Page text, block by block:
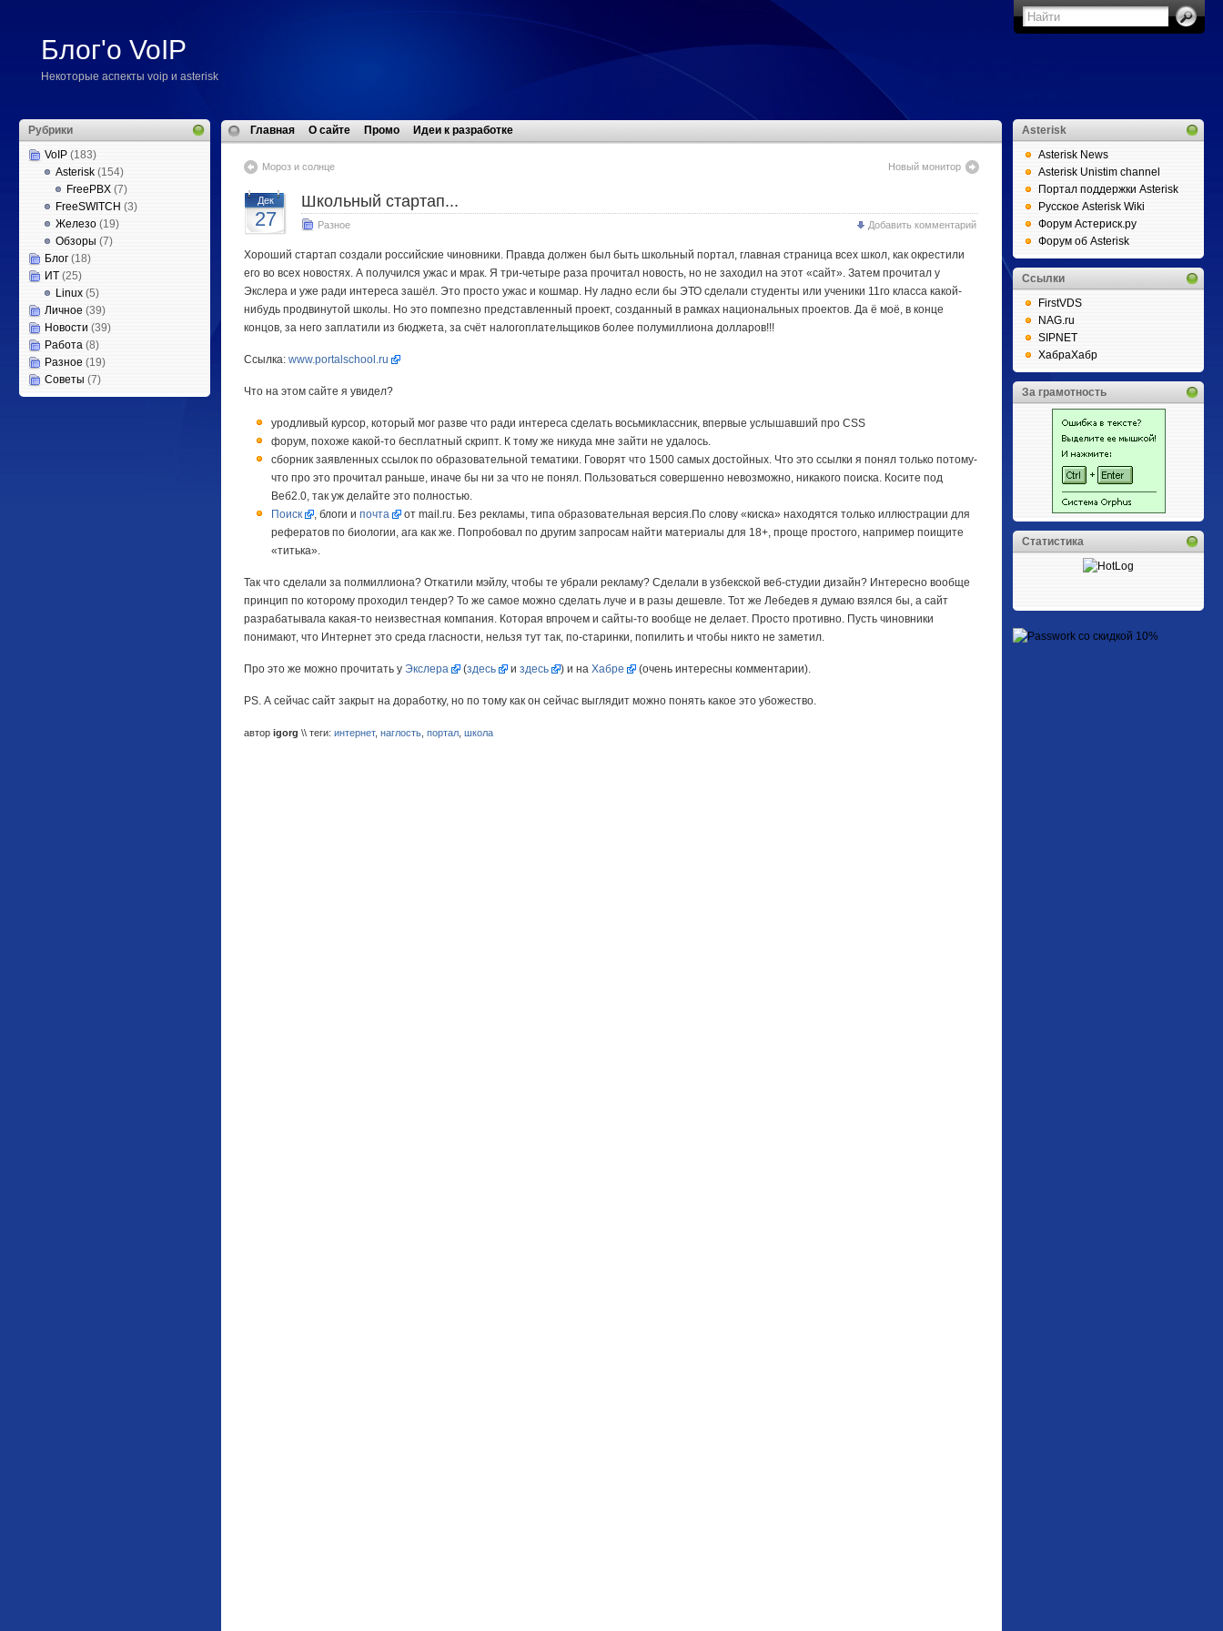
Блог'о VoIP
Некоторые аспекты voip и asterisk
Рубрики
VoIP (183)
Asterisk (154)
FreePBX (7)
FreeSWITCH (3)
Железо (19)
Обзоры (7)
Блог (18)
ИТ (25)
Linux (5)
Личное (39)
Новости (39)
Работа (8)
Разное (19)
Советы (7)
Главная О сайте Промо Идеи к разработке
Мороз и солнце Новый монитор
Дек
27
Школьный стартап...
Разное Добавить комментарий
Хороший стартап создали российские чиновники. Правда должен был быть школьный портал, главная страница всех школ, как окрестили
его во всех новостях. А получился ужас и мрак. Я три-четыре раза прочитал новость, но не заходил на этот «сайт». Затем прочитал у
Экслера и уже ради интереса зашёл. Это просто ужас и кошмар. Ну ладно если бы ЭТО сделали студенты или ученики 11го класса какой-
нибудь продвинутой школы. Но это помпезно представленный проект, созданный в рамках национальных проектов. Да ё моё, в конце
концов, за него заплатили из бюджета, за счёт налогоплательщиков более полумиллиона долларов!!!
Ссылка: www.portalschool.ru
Что на этом сайте я увидел?
уродливый курсор, который мог разве что ради интереса сделать восьмиклассник, впервые услышавший про CSS
форум, похоже какой-то бесплатный скрипт. К тому же никуда мне зайти не удалось.
сборник заявленных ссылок по образовательной тематики. Говорят что 1500 самых достойных. Что это ссылки я понял только потому-
что про это прочитал раньше, иначе бы ни за что не понял. Пользоваться совершенно невозможно, никакого поиска. Косите под
Веб2.0, так уж делайте это полностью.
Поиск
, блоги и почта
от mail.ru. Без рекламы, типа образовательная версия.По слову «киска» находятся только иллюстрации для
рефератов по биологии, ага как же. Попробовал по другим запросам найти материалы для 18+, проще простого, например поищите
«титька».
Так что сделали за полмиллиона? Откатили мэйлу, чтобы те убрали рекламу? Сделали в узбекской веб-студии дизайн? Интересно вообще
принцип по которому проходил тендер? То же самое можно сделать луче и в разы дешевле. Тот же Лебедев я думаю взялся бы, а сайт
разрабатывала какая-то неизвестная компания. Которая впрочем и сайты-то вообще не делает. Просто противно. Пусть чиновники
понимают, что Интернет это среда гласности, нельзя тут так, по-старинки, попилить и чтобы никто не заметил.
Про это же можно прочитать у Экслера (здесь и здесь ) и на Хабре (очень интересны комментарии).
PS. А сейчас сайт закрыт на доработку, но по тому как он сейчас выглядит можно понять какое это убожество.
автор igorg \\ теги: интернет, наглость портал школа
Asterisk
Asterisk News
Asterisk Unistim channel
Портал поддержки Asterisk
Русское Asterisk Wiki
Форум Астериск.ру
Форум об Asterisk
Ссылки
FirstVDS
NAG.ru
SIPNET
ХабраХабр
За грамотность
Статистика